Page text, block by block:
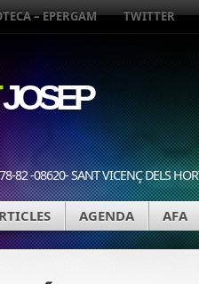
– EPERGAM TWITTER
82 -08620- SANT VICENÇ DELS
AGENDA AFA